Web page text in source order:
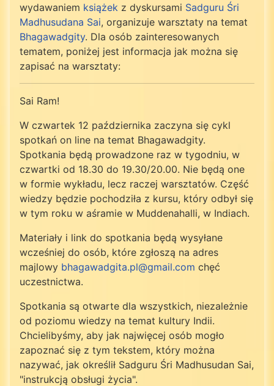
wydawaniem książek z dyskursami Sadguru Śri
Madhusudana Sai, organizuje warsztaty na temat
Bhagawadgity. Dla osób zainteresowanych
tematem, poniżej jest informacja jak można się
zapisać na warsztaty:
Sai Ram!
W czwartek 12 października zaczyna się cykl
spotkań on line na temat Bhagawadgity.
Spotkania będą prowadzone raz w tygodniu, w
czwartki od 18.30 do 19.30/20.00. Nie będą one
w formie wykładu, lecz raczej warsztatów. Część
wiedzy będzie pochodziła z kursu, który odbył się
w tym roku w aśramie w Muddenahalli, w Indiach.
Materiały i link do spotkania będą wysyłane
wcześniej do osób, które zgłoszą na adres
majlowy bhagawadgita.pl@gmail.com chęć
uczestnictwa.
Spotkania są otwarte dla wszystkich, niezależnie
od poziomu wiedzy na temat kultury Indii.
Chcielibyśmy, aby jak najwięcej osób mogło
zapoznać się z tym tekstem, który można
nazywać, jak określił Sadguru Śri Madhusudan Sai,
"instrukcją obsługi życia".